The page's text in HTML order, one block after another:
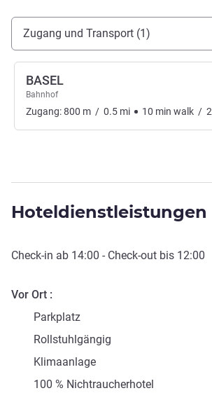
Erreichbarkeit und Anbindung
Zugang und Transport (1)
BASEL
Bahnhof
Zugang:800 m / 0.5 mi 10 min walk / 2
Hoteldienstleistungen
Check-in ab 14:00 - Check-out bis 12:00
Vor Ort
Parkplatz
Rollstuhlgängig
Klimaanlage
100 % Nichtraucherhotel